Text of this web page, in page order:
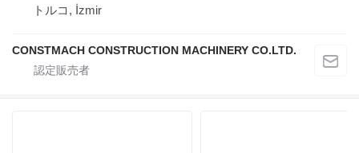
トルコ, İzmir
CONSTMACH CONSTRUCTION MACHINERY CO.LTD.